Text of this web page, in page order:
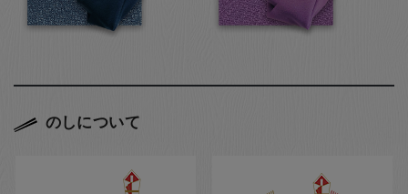
のしについて